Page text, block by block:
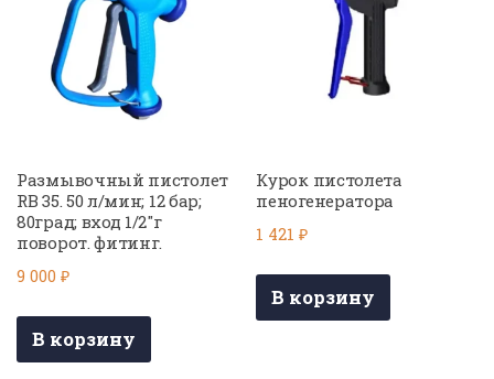
Размывочный пистолет
RB 35. 50 л/мин; 12 бар;
80град; вход 1/2″г
поворот. фитинг.
9 000 ₽
В корзину
Курок пистолета
пеногенератора
1 421₽
В корзину